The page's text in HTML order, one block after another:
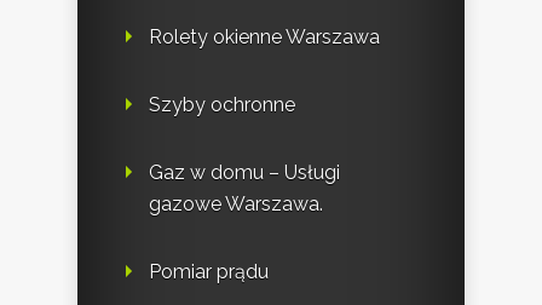
Rolety okienne Warszawa
Szyby ochronne
Gaz w domu – Usługi
gazowe Warszawa.
Pomiar prądu